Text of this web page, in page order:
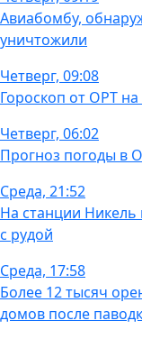
Авиабомбу,
уничтожили
Четверг, 09:08
Гороскоп от ОРТ на
Четверг, 06:02
Прогноз погоды в
Среда, 21:52
На станции
с рудой
Среда, 17:58
Более 12 тысяч
домов после